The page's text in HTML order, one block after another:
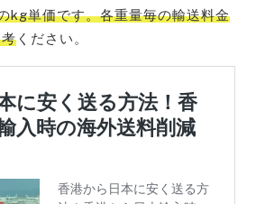
kg単価です。各重量毎の輸送料金
ください。